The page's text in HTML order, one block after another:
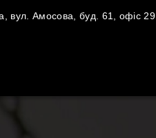
вул. Амосова, буд. 61, офіс 29